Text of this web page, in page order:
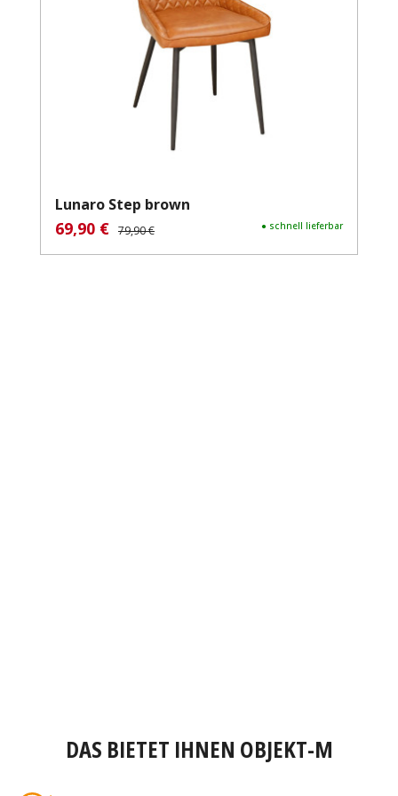
Lunaro Step brown
Verkaufspreis:
69,90 € Regulärer Preis:
79,90 € ● schnell lieferbar
DAS BIETET IHNEN OBJEKT-M